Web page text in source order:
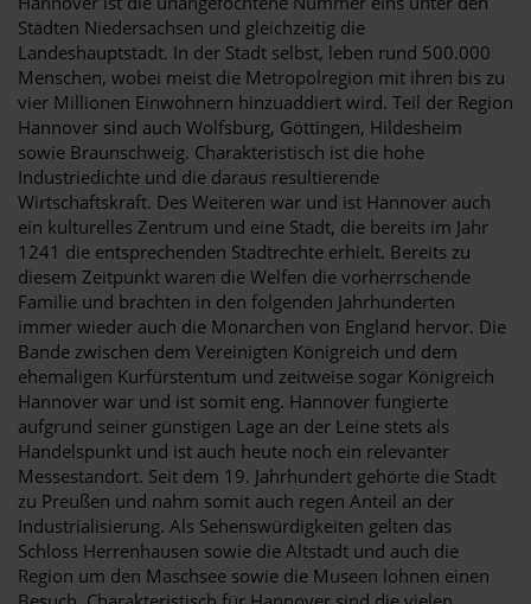
Städten Niedersachsen und gleichzeitig die
Landeshauptstadt. In der Stadt selbst, leben rund 500.000
Menschen, wobei meist die Metropolregion mit ihren bis zu
vier Millionen Einwohnern hinzuaddiert wird. Teil der Region
Hannover sind auch Wolfsburg, Göttingen, Hildesheim
sowie Braunschweig. Charakteristisch ist die hohe
Industriedichte und die daraus resultierende
Wirtschaftskraft. Des Weiteren war und ist Hannover auch
ein kulturelles Zentrum und eine Stadt, die bereits im Jahr
1241 die entsprechenden Stadtrechte erhielt. Bereits zu
diesem Zeitpunkt waren die Welfen die vorherrschende
Familie und brachten in den folgenden Jahrhunderten
immer wieder auch die Monarchen von England hervor. Die
Bande zwischen dem Vereinigten Königreich und dem
ehemaligen Kurfürstentum und zeitweise sogar Königreich
Hannover war und ist somit eng. Hannover fungierte
aufgrund seiner günstigen Lage an der Leine stets als
Handelspunkt und ist auch heute noch ein relevanter
Messestandort. Seit dem 19. Jahrhundert gehörte die Stadt
zu Preußen und nahm somit auch regen Anteil an der
Industrialisierung. Als Sehenswürdigkeiten gelten das
Schloss Herrenhausen sowie die Altstadt und auch die
Region um den Maschsee sowie die Museen lohnen einen